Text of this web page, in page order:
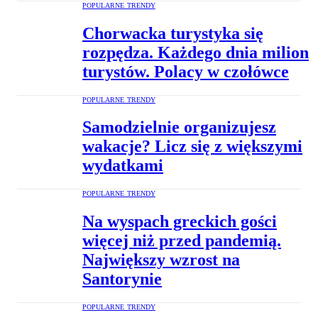
POPULARNE TRENDY
Chorwacka turystyka się
rozpędza. Każdego dnia milion
turystów. Polacy w czołówce
POPULARNE TRENDY
Samodzielnie organizujesz
wakacje? Licz się z większymi
wydatkami
POPULARNE TRENDY
Na wyspach greckich gości
więcej niż przed pandemią.
Największy wzrost na
Santorynie
POPULARNE TRENDY